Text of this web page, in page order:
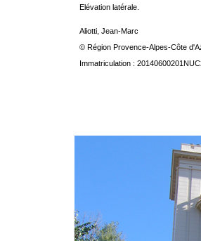
Elévation latérale.
Aliotti, Jean-Marc
© Région Provence-Alpes-Côte
Immatriculation :